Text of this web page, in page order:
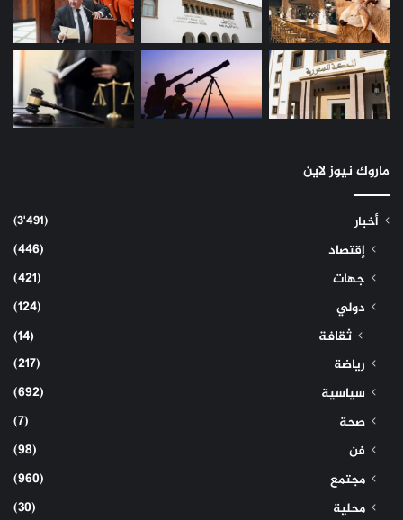
ماروك نيوز لاين
أخبار (3٬491)
إقتصاد
(446)
جهات
(421)
دولي
(124)
ثقافة (14)
رياضة
(217)
سياسية
(692)
صحة
(7)
فن
(98)
مجتمع
(960)
محلية
(30)